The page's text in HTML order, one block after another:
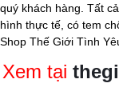
quý khách hàng. Tất
hình thực tế, có tem
Shop Thế Giới Tình
Xem tại